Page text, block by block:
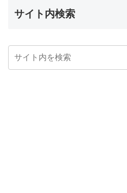
サイト内検索